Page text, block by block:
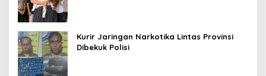
Kurir Jaringan Narkotika Lintas Provinsi
Dibekuk Polisi